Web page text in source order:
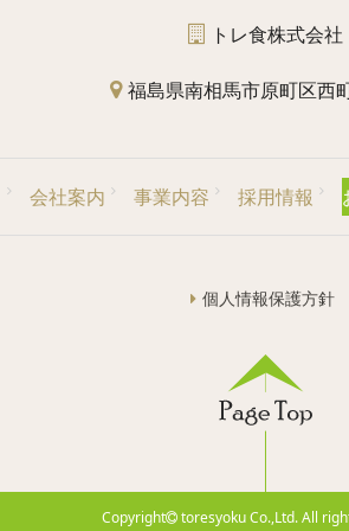
トレ食株式会社
福島県南相馬市原町区西
会社案内 事業内容 採用情報
個人情報保護方針
Copyright toresyoku Co.,Ltd. All